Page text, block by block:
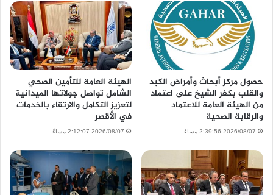
حصول مركز أبحاث وأمراض الكبد
والقلب بكفر الشيخ على اعتماد
من الهيئة العامة للاعتماد
والرقابة الصحية
2026/08/07 2:39:56 مساءً
الهيئة العامة للتأمين الصحي
الشامل تواصل جولاتها الميدانية
لتعزيز التكامل والارتقاء بالخدمات
في الأقصر
2026/08/07 2:12:07 مساءً